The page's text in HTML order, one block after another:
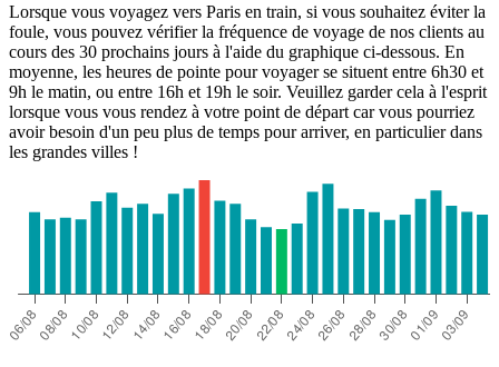
Lorsque vous voyagez vers Paris en train, si vous souhaitez éviter la
foule, vous pouvez vérifier la fréquence de voyage de nos clients au
cours des 30 prochains jours à l'aide du graphique ci-dessous. En
moyenne, les heures de pointe pour voyager se situent entre 6h30 et
9h le matin, ou entre 16h et 19h le soir. Veuillez garder cela à l'esprit
lorsque vous vous rendez à votre point de départ car vous pourriez
avoir besoin d'un peu plus de temps pour arriver, en particulier dans
les grandes villes !